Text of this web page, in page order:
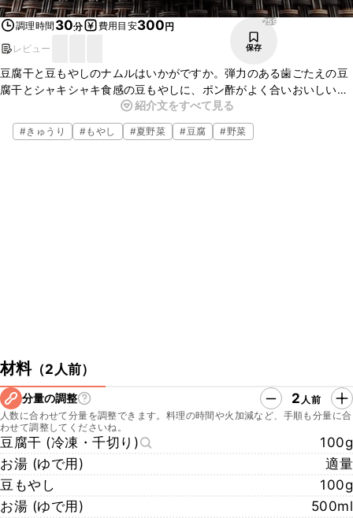
調理時間 30分 費用目安300円
レビュー
259
保存
豆腐干と豆もやしのナムルはいかがですか。弾力のある歯ごたえの豆
腐干とシャキシャキ食感の豆もやしに、ポン酢がよく合いおいしいで
すよ。ぜひお試しください。紹介文をすべて見る
#きゅうり #もやし #夏野菜 #豆腐 #野菜
材料（2人前）
分量の調整 2 人前
人数に合わせて分量を調整できます。料理の時間や火加減など、手順も分量に合
わせて調整してくださいね。
豆腐干 (冷凍・千切り)
100g
お湯 (ゆで用)
適量
豆もやし
100g
お湯 (ゆで用)
500ml